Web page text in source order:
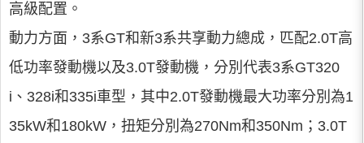
高級配置。
動力方面，3系GT和新3系共享動力總成，匹配2.0T高
低功率發動機以及3.0T發動機，分別代表3系GT320
i、328i和335i車型，其中2.0T發動機最大功率分別為1
35kW和180kW，扭矩分別為270Nm和350Nm；3.0T